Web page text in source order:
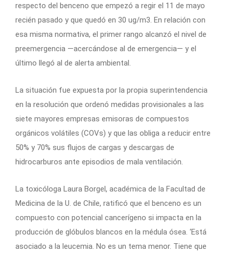
respecto del benceno que empezó a regir el 11 de mayo
recién pasado y que quedó en 30 ug/m3. En relación con
esa misma normativa, el primer rango alcanzó el nivel de
preemergencia —acercándose al de emergencia— y el
último llegó al de alerta ambiental.
La situación fue expuesta por la propia superintendencia
en la resolución que ordenó medidas provisionales a las
siete mayores empresas emisoras de compuestos
orgánicos volátiles (COVs) y que las obliga a reducir entre
50% y 70% sus flujos de cargas y descargas de
hidrocarburos ante episodios de mala ventilación.
La toxicóloga Laura Borgel, académica de la Facultad de
Medicina de la U. de Chile, ratificó que el benceno es un
compuesto con potencial cancerígeno si impacta en la
producción de glóbulos blancos en la médula ósea. ‘Está
asociado a la leucemia. No es un tema menor. Tiene que